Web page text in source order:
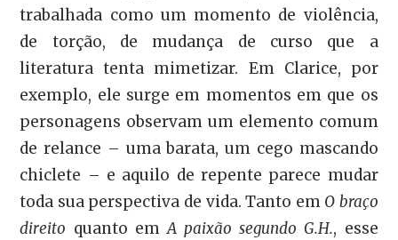
trabalhada como um momento de violência,
de torção, de mudança de curso que a
literatura tenta mimetizar. Em Clarice, por
exemplo, ele surge em momentos em que os
personagens observam um elemento comum
de relance – uma barata, um cego mascando
chiclete – e aquilo de repente parece mudar
toda sua perspectiva de vida. Tanto em O braço
direito quanto emA paixão segundo G.H., esse